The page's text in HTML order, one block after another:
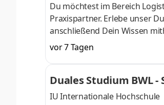
Du möchtest im Bereich
Praxispartner. Erlebe unser
anschließend Dein Wissen
im Laufe der 100-jährigen
Händler für
verteilt auf 84 Standorte in
auch Du Teil unseres Teams
vor 7 Tagen
Duales Studium BWL -
IU Internationale Hochschule